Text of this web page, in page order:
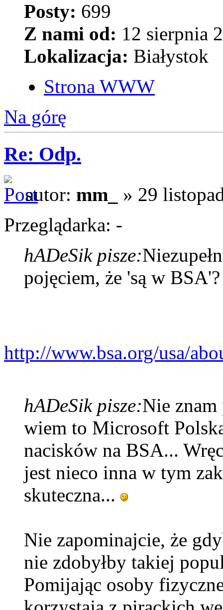
Posty: 699
Z nami od: 12 sierpnia
Lokalizacja: Białystok
Strona WWW
Na górę
Re: Odp.
autor: mm_
» 29
Przeglądarka: -
hADeSik pisze:
pojęciem, że 'są w BSA'?
http://www.bsa.org/usa/
hADeSik pisze:Nie
wiem to Microsoft
nacisków na BSA...
jest nieco inna w tym
skuteczna...
Nie zapominajcie, że
nie zdobyłby takiej
Pomijając osoby